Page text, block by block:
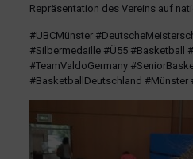
Repräsentation des Vereins auf
#UBCMünster
#Silbermedaille #Ü55 #Basketball
#TeamValdoGermany
#BasketballDeutschland #Münster